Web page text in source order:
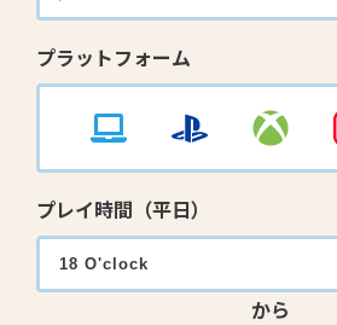
プラットフォーム
プレイ時間（平日）
から